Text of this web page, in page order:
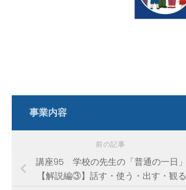
事業内容
前の記事
講座95 学校の先生の「普通の一日」
【解説編③】話す・使う・出す・観る